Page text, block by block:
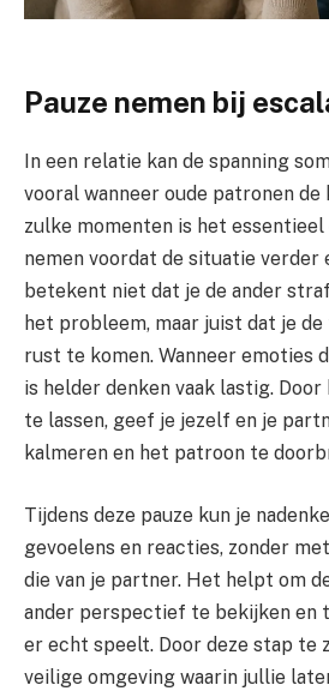
Pauze nemen bij
In een relatie kan de spanning
vooral wanneer oude patronen de
zulke momenten is het essentieel
nemen voordat de situatie verder
betekent niet dat je de ander
het probleem, maar juist dat je
rust te komen. Wanneer emoties
is helder denken vaak lastig.
te lassen, geef je jezelf en je
kalmeren en het patroon te
Tijdens deze pauze kun je
gevoelens en reacties, zonder
die van je partner. Het helpt om
ander perspectief te bekijken en
er echt speelt. Door deze stap te
veilige omgeving waarin jullie